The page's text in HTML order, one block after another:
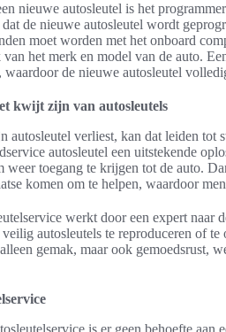
nieuwe autosleutel is het
de nieuwe autosleutel wordt
moet worden met het onboard
het merk en model van de auto.
waardoor de nieuwe autosleutel
kwijt zijn van autosleutels
autosleutel verliest, kan dat leiden tot
autosleutel een uitstekende
weer toegang te krijgen tot de auto.
komen om te helpen, waardoor
werkt door een expert naar
autosleutels te reproduceren of
gemak, maar ook gemoedsrust,
is er geen behoefte aan